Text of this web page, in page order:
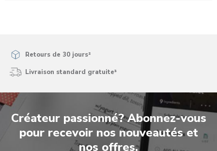
Retours de 30 jours²
Livraison standard gratuite³
Créateur passionné? Abonnez-vous
pour recevoir nos nouveautés et
nos offres.